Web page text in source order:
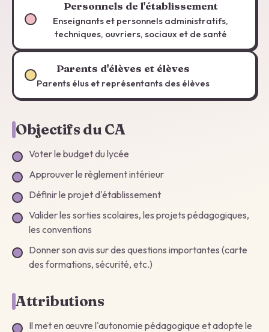
Personnels de l'établissement
Enseignants et personnels administratifs,
techniques, ouvriers, sociaux et de santé
Parents d'élèves et élèves
Parents élus et représentants des élèves
Objectifs du CA
Voter le budget du lycée
Approuver le règlement intérieur
Définir le projet d'établissement
Valider les sorties scolaires, les projets pédagogiques,
les conventions
Donner son avis sur des questions importantes (carte
des formations, sécurité, etc.)
Attributions
Il met en œuvre l'autonomie pédagogique et adopte le